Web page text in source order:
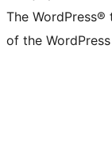
The
of the